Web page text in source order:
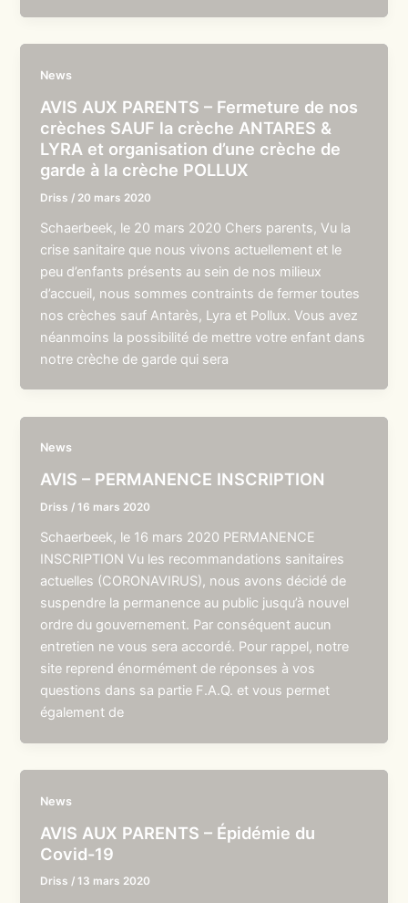
News
AVIS AUX PARENTS – Fermeture de nos
crèches SAUF la crèche ANTARES &
LYRA et organisation d’une crèche de
garde à la crèche POLLUX
Driss / 20 mars 2020
Schaerbeek, le 20 mars 2020 Chers parents, Vu la
crise sanitaire que nous vivons actuellement et le
peu d’enfants présents au sein de nos milieux
d’accueil, nous sommes contraints de fermer toutes
nos crèches sauf Antarès, Lyra et Pollux. Vous avez
néanmoins la possibilité de mettre votre enfant dans
notre crèche de garde qui sera
News
AVIS – PERMANENCE INSCRIPTION
Driss /16 mars 2020
Schaerbeek, le 16 mars 2020 PERMANENCE
INSCRIPTION Vu les recommandations sanitaires
actuelles (CORONAVIRUS), nous avons décidé de
suspendre la permanence au public jusqu’à nouvel
ordre du gouvernement. Par conséquent aucun
entretien ne vous sera accordé. Pour rappel, notre
site reprend énormément de réponses à vos
questions dans sa partie F.A.Q. et vous permet
également de
News
AVIS AUX PARENTS – Épidémie du
Covid-19
Driss /13 mars 2020